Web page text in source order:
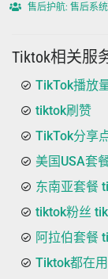
售后护航: 售后系统
Tiktok相关服
TikTok播放
tiktok刷赞
TikTok分享
美国USA套
东南亚套餐
tiktok粉丝
阿拉伯套餐
Tiktok都在